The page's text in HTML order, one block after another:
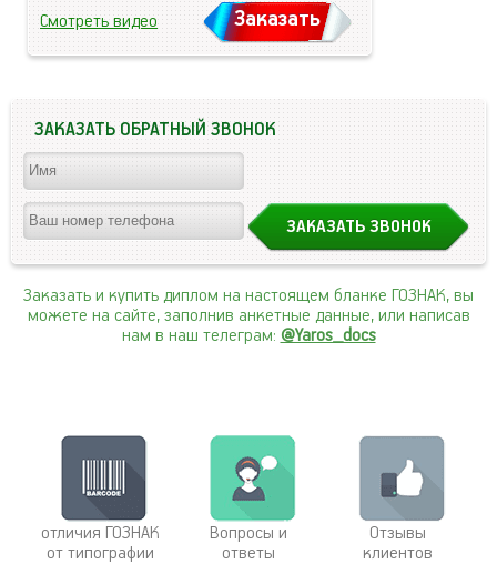
Смотреть видео Заказать
ЗАКАЗАТЬ ОБРАТНЫЙ ЗВОНОК
Заказать и купить диплом на настоящем бланке ГОЗНАК, вы
можете на сайте, заполнив анкетные данные, или написав
нам в наш телеграм: @Yaros_docs
отличия ГОЗНАК
от типографии
Вопросы и
ответы
Отзывы
клиентов